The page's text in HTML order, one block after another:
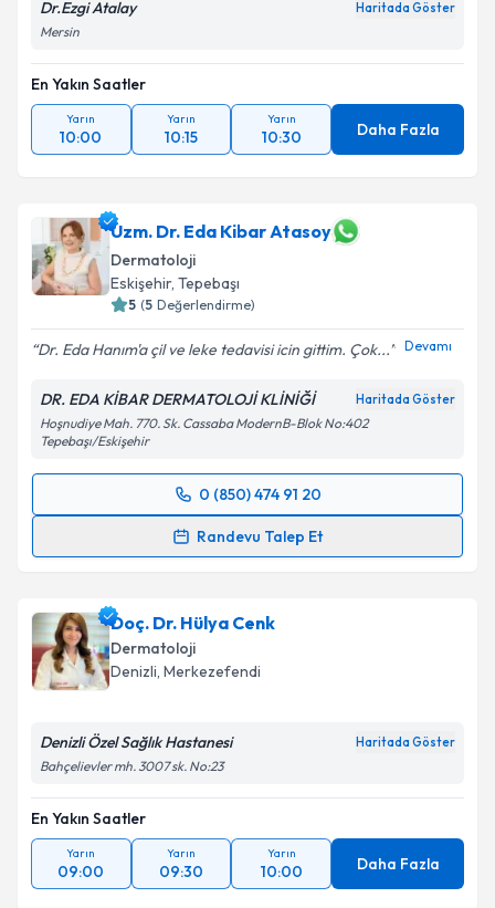
Dr.Ezgi Atalay Haritada Göster
Mersin
En Yakın Saatler
Yarın
10:00
Yarın
10:15
Yarın
10:30 Daha Fazla
Uzm. Dr. Eda Kibar Atasoy
Dermatoloji
Eskişehir, Tepebaşı
5 (5 Değerlendirme)
Dr. Eda Hanım'a çil ve leke tedavisi icin gittim. Çok... Devamı
DR. EDA KİBAR DERMATOLOJİ KLİNİĞİ Haritada Göster
Hoşnudiye Mah. 770. Sk. Cassaba ModernB-Blok No:402
Tepebaşı/Eskişehir
0 (850) 474 91 20
Randevu Talep Et
Randevu Takvimi Talebi
için bir takvim hazırlandığında e-posta ile
bilgilendireceğiz.
E-posta Adresiniz
Kişisel verilerimin işlenmesine ilişkinAydınlatma
Metni
kapsamda işlenmesini kabul ediyorum.
Doç. Dr. Hülya Cenk
Dermatoloji
Denizli, Merkezefendi
Denizli Özel Sağlık Hastanesi Haritada Göster
Bahçelievler mh. 3007 sk. No:23
En Yakın Saatler
Yarın
09:00
Yarın
09:30
Yarın
10:00 Daha Fazla